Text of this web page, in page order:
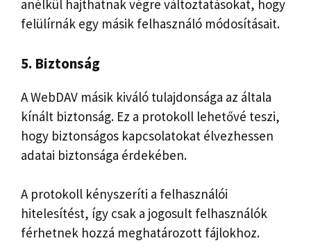
anélkül hajthatnak végre változtatásokat, hogy
felülírnák egy másik felhasználó módosításait.
5. Biztonság
A WebDAV másik kiváló tulajdonsága az általa
kínált biztonság. Ez a protokoll lehetővé teszi,
hogy biztonságos kapcsolatokat élvezhessen
adatai biztonsága érdekében.
A protokoll kényszeríti a felhasználói
hitelesítést, így csak a jogosult felhasználók
férhetnek hozzá meghatározott fájlokhoz.